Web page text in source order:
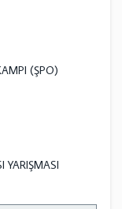
(ŞPO)
YARIŞMASI